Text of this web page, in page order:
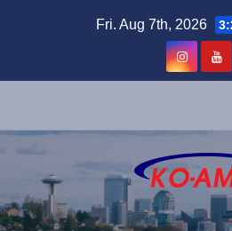
Fri. Aug 7th, 2026